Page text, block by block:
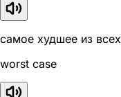
самое худшее из всех
worst case